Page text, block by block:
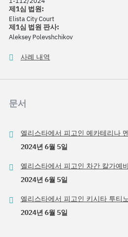
제1심 법원:
Elista City Court
제1심 법원 판사:
Aleksey Polevshchikov
사례 내역
문서
엘리스타에서 피고인 예카테리나
2024년 6월 5일
엘리스타에서 피고인 차간 칼가예
2024년 6월 5일
엘리스타에서 피고인 키시타 투티
2024년 6월 5일